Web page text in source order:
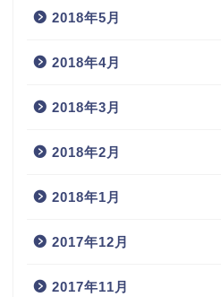
2018年5月
2018年4月
2018年3月
2018年2月
2018年1月
2017年12月
2017年11月